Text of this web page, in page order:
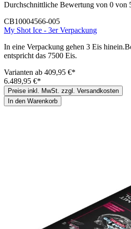
Durchschnittliche Bewertung von 0 von
CB10004566-005
My Shot Ice - 3er Verpackung
In eine Verpackung gehen 3 Eis
entspricht das 7500 Eis.
Varianten ab 409,95 €*
6.489,95 €*
Preise inkl. MwSt. zzgl. Versandkosten
In den Warenkorb